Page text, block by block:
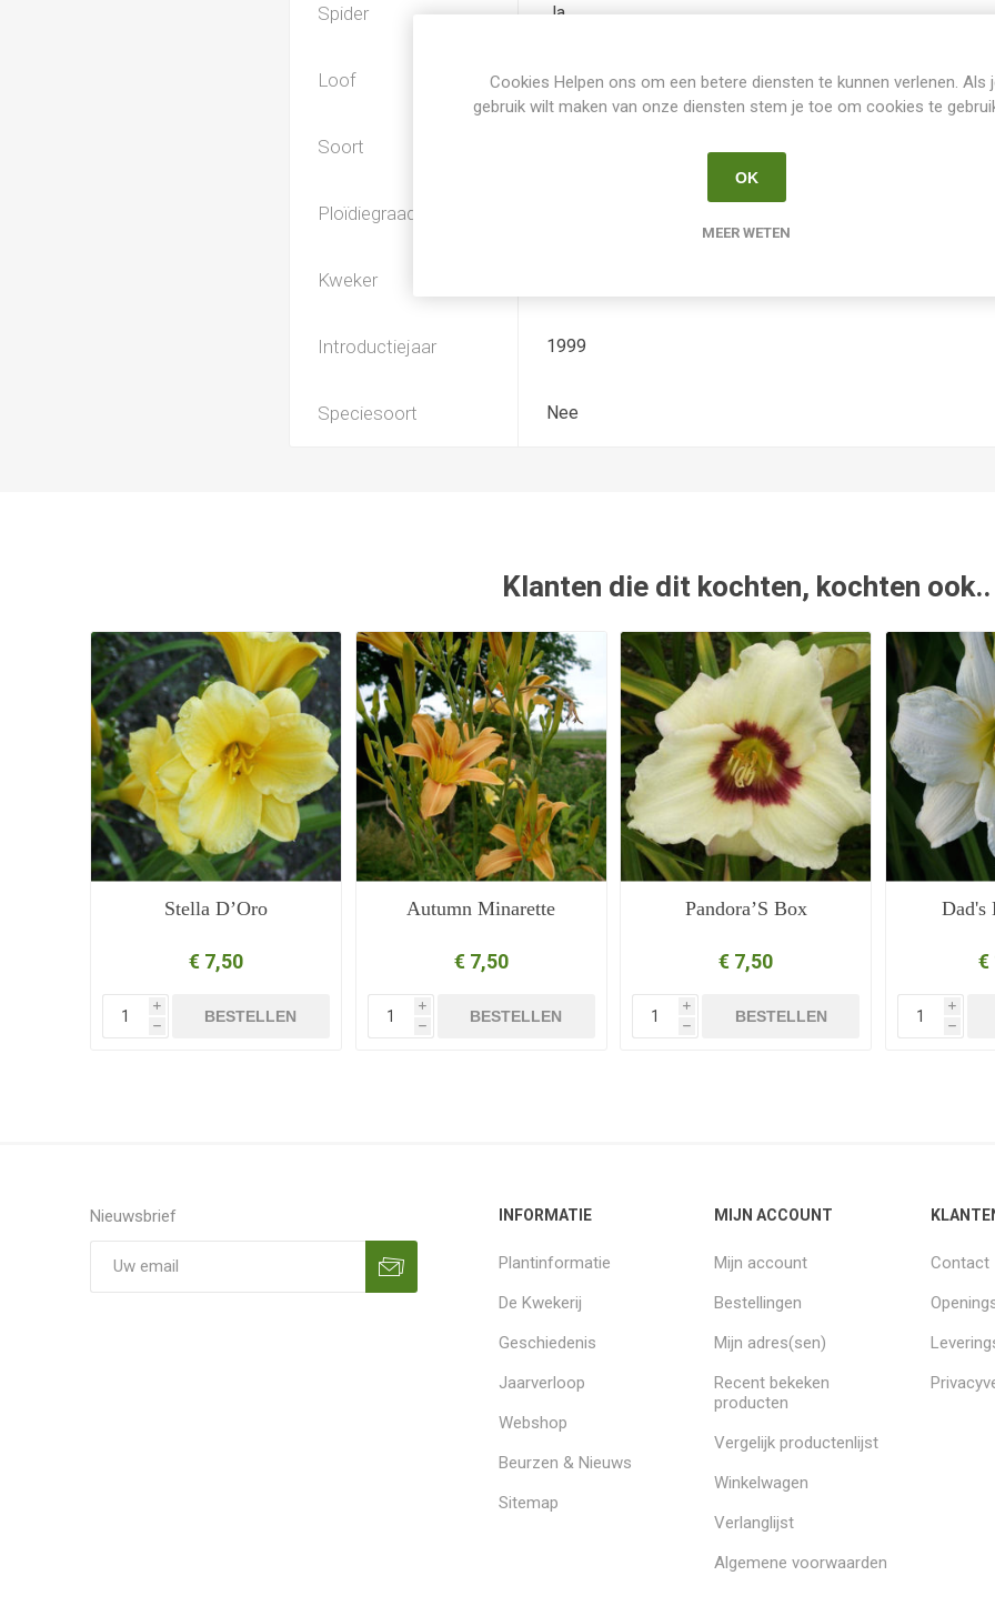
Spider Ja
Loof Bladhoudend
Soort
Ploïdiegraad
Kweker
Introductiejaar 1999
Speciesoort Nee
Klanten die dit kochten, kochten ook..
Stella D’Oro
€ 7,50
i
h
BESTELLEN
Autumn Minarette
€ 7,50
i
h
BESTELLEN
Pandora’S Box
€ 7,50
i
h
BESTELLEN
Dad's
€
i
h
Nieuwsbrief INFORMATIE
Plantinformatie
De Kwekerij
Geschiedenis
Jaarverloop
Webshop
Beurzen & Nieuws
Sitemap
MIJN ACCOUNT
Mijn account
Bestellingen
Mijn adres(sen)
Recent bekeken
producten
Vergelijk productenlijst
Winkelwagen
Verlanglijst
Algemene voorwaarden
Contact
Cookies Helpen ons om een betere diensten te kunnen verlenen. Als
gebruik wilt maken van onze diensten stem je toe om cookies te
OK
MEER WETEN